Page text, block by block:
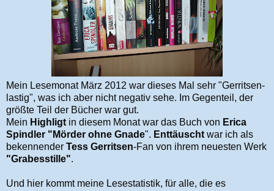
Mein Lesemonat März 2012 war dieses Mal sehr "Gerritsen-
lastig", was ich aber nicht negativ sehe. Im Gegenteil, der
größte Teil der Bücher war gut.
Mein Highligt in diesem Monat war das Buch von Erica
Spindler "Mörder ohne Gnade". Enttäuscht war ich als
bekennender Tess Gerritsen-Fan von ihrem neuesten Werk
"Grabesstille".
Und hier kommt meine Lesestatistik, für alle, die es